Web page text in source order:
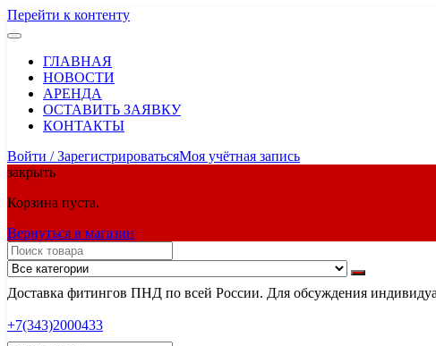
Перейти к контенту
ГЛАВНАЯ
НОВОСТИ
АРЕНДА
ОСТАВИТЬ ЗАЯВКУ
КОНТАКТЫ
Войти / ЗарегистрироватьсяМоя учётная запись
закрыть
Корзина пуста.
Вернуться в магазин
Доставка фитингов ПНД по всей России. Для обсуждения
+7(343)2000433